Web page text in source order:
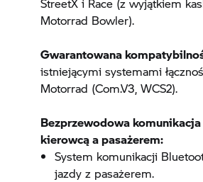
Motorrad Bowler).
Gwarantowana
istniejącymi systemami
Motorrad (Com.V3, WCS2).
Bezprzewodowa
kierowcą a pasażerem:
System komunikacji
jazdy z pasażerem.